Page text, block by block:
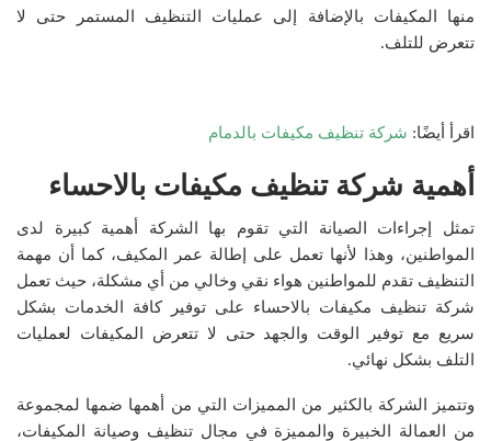
منها المكيفات بالإضافة إلى عمليات التنظيف المستمر حتى لا
تتعرض للتلف.
اقرأ أيضًا: شركة تنظيف مكيفات بالدمام
أهمية شركة تنظيف مكيفات بالاحساء
تمثل إجراءات الصيانة التي تقوم بها الشركة أهمية كبيرة لدى
المواطنين، وهذا لأنها تعمل على إطالة عمر المكيف، كما أن مهمة
التنظيف تقدم للمواطنين هواء نقي وخالي من أي مشكلة، حيث تعمل
شركة تنظيف مكيفات بالاحساء على توفير كافة الخدمات بشكل
سريع مع توفير الوقت والجهد حتى لا تتعرض المكيفات لعمليات
التلف بشكل نهائي.
وتتميز الشركة بالكثير من المميزات التي من أهمها ضمها لمجموعة
من العمالة الخبيرة والمميزة في مجال تنظيف وصيانة المكيفات،